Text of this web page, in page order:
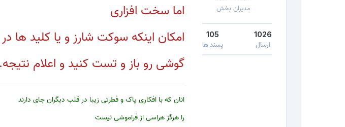
مدیران بخش
1026
ارسال
105
پسند ها
اما سخت افزاری
امکان اینکه سوکت شارز و یا کلید ها
گوشی رو باز و تست کنید و اعلام
انان که با افکاری پاک و فطرتی زیبا در قلب دیگران جای دارند
را هرگز هراسی از فراموشی نیست